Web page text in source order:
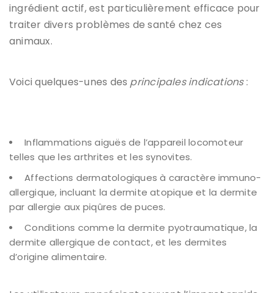
ingrédient actif, est particulièrement efficace pour
traiter divers problèmes de santé chez ces
animaux.
Voici quelques-unes des principales indications:
Inflammations aiguës de l’appareil locomoteur
telles que les arthrites et les synovites.
Affections dermatologiques à caractère immuno-
allergique, incluant la dermite atopique et la dermite
par allergie aux piqûres de puces.
Conditions comme la dermite pyotraumatique, la
dermite allergique de contact, et les dermites
d’origine alimentaire.